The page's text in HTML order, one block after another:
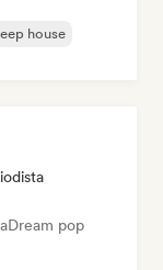
house
Dream pop